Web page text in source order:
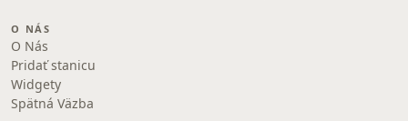
O NÁS
O Nás
Pridať stanicu
Widgety
Spätná Väzba